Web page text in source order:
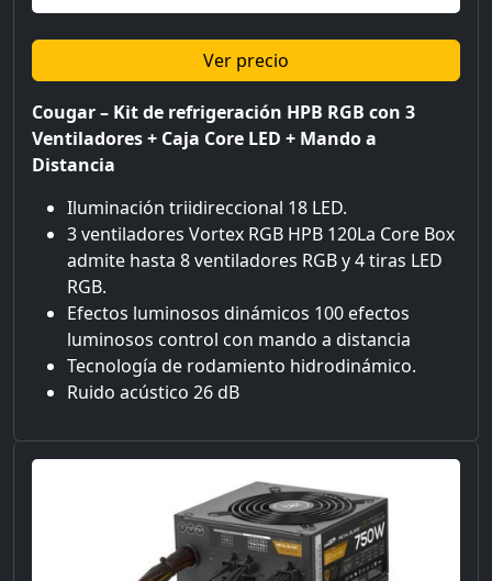
Ver precio
Cougar – Kit de refrigeración HPB RGB con 3
Ventiladores + Caja Core LED + Mando a
Distancia
Iluminación triidireccional 18 LED.
3 ventiladores Vortex RGB HPB 120La Core Box
admite hasta 8 ventiladores RGB y 4 tiras LED
RGB.
Efectos luminosos dinámicos 100 efectos
luminosos control con mando a distancia
Tecnología de rodamiento hidrodinámico.
Ruido acústico 26 dB